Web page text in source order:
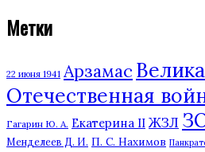
Метки
22 июня 1941 Арзамас
Отечественная
Гагарин Ю. А. Екатерина II ЖЗЛ
Менделеев Д. И. П. С. Нахимов